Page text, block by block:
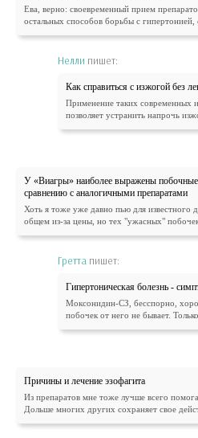
Ева, верно: своевременный прием
остальных способов борьбы с гипертонией,
Нелли пишет:
Как справиться с изжогой без
Применение таких современных
позволяет устранить напрочь
У «Виагры» наиболее выражены
сравнению с аналогичными препаратами
Хоть я тоже уже давно пью для известного
общем из-за цены, но тех "ужасных"
Гретта пишет:
Гипертоническая болезнь -
Моксонидин-СЗ, бесспорно,
побочек от него не бывает.
Причины и лечение эзофагита
Из препаратов мне тоже лучше всего
Дольше многих других сохраняет свое